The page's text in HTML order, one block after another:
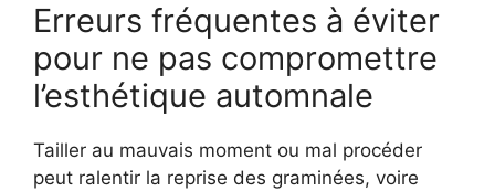
Erreurs fréquentes à éviter
pour ne pas compromettre
l’esthétique automnale
Tailler au mauvais moment ou mal procéder
peut ralentir la reprise des graminées, voire